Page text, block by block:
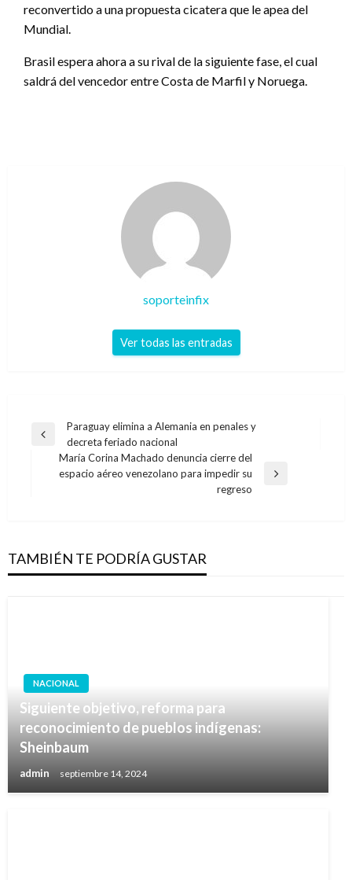
reconvertido a una propuesta cicatera que le apea del
Mundial.
Brasil espera ahora a su rival de la siguiente fase, el cual
saldrá del vencedor entre Costa de Marfil y Noruega.
soporteinfix
Ver todas las entradas
Navegación
entradas
Entrada
anterior
Paraguay elimina a Alemania en penales y
decreta feriado nacional
Entrada
María Corina Machado denuncia cierre del
espacio aéreo venezolano para impedir su
regreso
TAMBIÉN TE PODRÍA GUSTAR
NACIONAL
Siguiente objetivo, reforma para
reconocimiento de pueblos indígenas:
Sheinbaum
admin septiembre 14, 2024